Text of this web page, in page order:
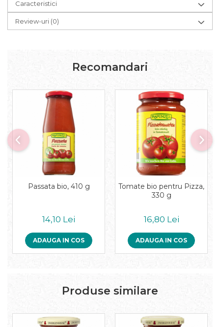
Crenvursti si pateu din carne bio
Pateu bio si creme vegetale
Sosuri bio din tomate
Lapte bio si bauturi vegetale
Sucuri din fructe si legume bio
Superalimente
Pudre proteice bio
Superalimente bio
Uleiuri, grasimi si otet
Grasimi bio
Ulei de masline bio
Uleiuri Oxyguard
Caracteristici
Review-uri (0)
Recomandari
Passata bio, 410 g
14,10 Lei
ADAUGA IN COS
Tomate bio pentru Pizza,
330 g
16,80 Lei
ADAUGA IN COS
Produse similare